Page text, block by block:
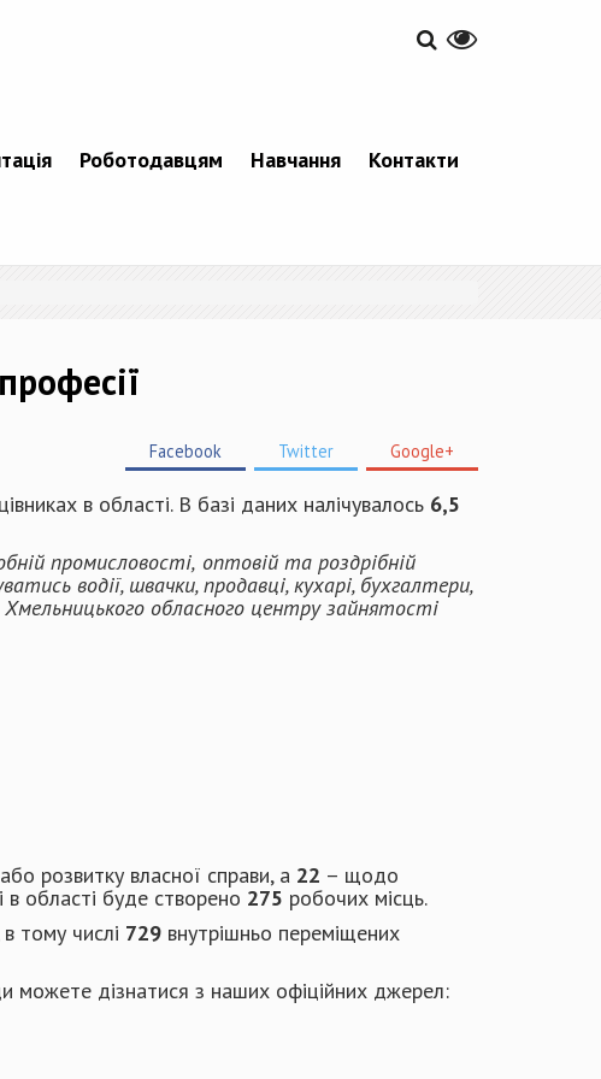
Роботодавцям Навчання Контакти
Facebook Twitter Google+
в області. В базі даних налічувалось 6,5
промисловості, оптовій та роздрібній
водії, швачки, продавці,кухарі, бухгалтери,
Хмельницького обласного центру зайнятості
розвитку власної справи, а 22 – щодо
в області буде створено 275 робочих місць.
тому числі 729 внутрішньо переміщених
можете дізнатися з наших офіційних джерел: